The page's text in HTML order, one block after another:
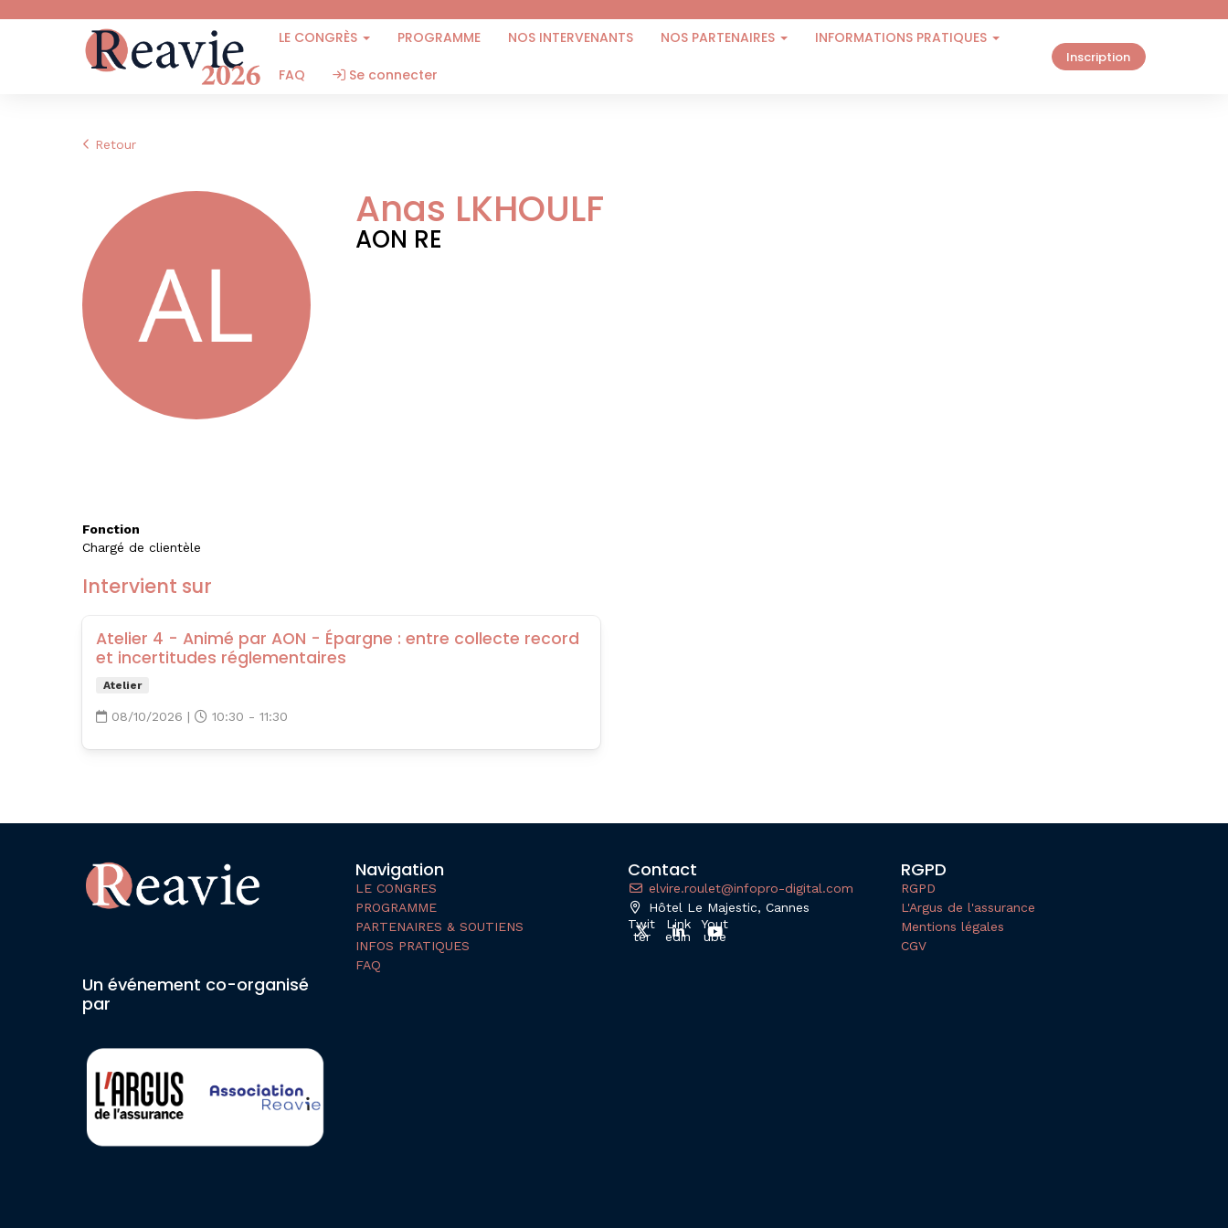
LE CONGRÈS PROGRAMME NOS INTERVENANTS NOS PARTENAIRES INFORMATIONS PRATIQUES
FAQ Se connecter
Inscription
Retour
Anas LKHOULF
AON RE
Fonction
Chargé de clientèle
Intervient sur
Atelier 4 - Animé par AON - Épargne : entre collecte record
et incertitudes réglementaires
Atelier
08/10/2026 | 10:30 - 11:30
Navigation
LE CONGRES
PROGRAMME
PARTENAIRES & SOUTIENS
INFOS PRATIQUES
FAQ
Contact
elvire.roulet@infopro-digital.com
Hôtel Le Majestic, Cannes
Twit
ter
Link
edin
Yout
ube
RGPD
RGPD
L'Argus de l'assurance
Mentions légales
CGV
Un événement co-organisé
par